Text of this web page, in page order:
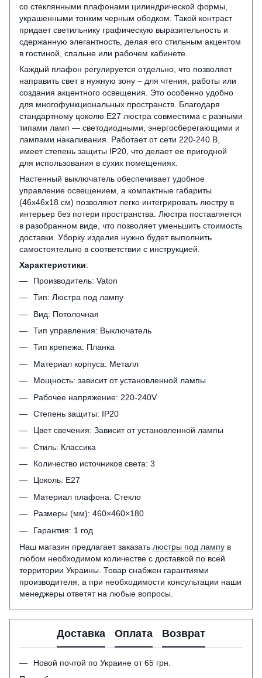
со стеклянными плафонами цилиндрической формы,
украшенными тонким черным ободком. Такой контраст
придает светильнику графическую выразительность и
сдержанную элегантность, делая его стильным акцентом
в гостиной, спальне или рабочем кабинете.
Каждый плафон регулируется отдельно, что позволяет
направить свет в нужную зону – для чтения, работы или
создания акцентного освещения. Это особенно удобно
для многофункциональных пространств. Благодаря
стандартному цоколю E27 люстра совместима с разными
типами ламп — светодиодными, энергосберегающими и
лампами накаливания. Работает от сети 220-240 В,
имеет степень защиты IP20, что делает ее пригодной
для использования в сухих помещениях.
Настенный выключатель обеспечивает удобное
управление освещением, а компактные габариты
(46x46x18 см) позволяют легко интегрировать люстру в
интерьер без потери пространства. Люстра поставляется
в разобранном виде, что позволяет уменьшить стоимость
доставки. Уборку изделия нужно будет выполнить
самостоятельно в соответствии с инструкцией.
Характеристики:
Производитель: Vaton
Тип: Люстра под лампу
Вид: Потолочная
Тип управления: Выключатель
Тип крепежа: Планка
Материал корпуса: Металл
Мощность: зависит от установленной лампы
Рабочее напряжение: 220-240V
Степень защиты: IP20
Цвет свечения: Зависит от установленной лампы
Стиль: Классика
Количество источников света: 3
Цоколь: Е27
Материал плафона: Стекло
Размеры (мм): 460×460×180
Гарантия: 1 год
Наш магазин предлагает заказать люстры под лампу в
любом необходимом количестве с доставкой по всей
территории Украины. Товар снабжен гарантиями
производителя, а при необходимости консультации наши
менеджеры ответят на любые вопросы.
Доставка Оплата Возврат
Новой почтой по Украине от 65 грн.